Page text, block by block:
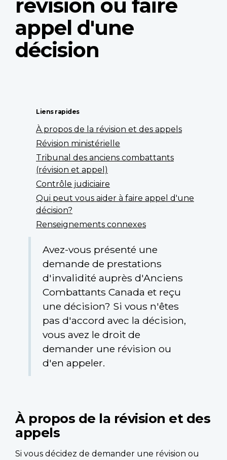
révision ou faire
appel d'une
décision
Liens rapides
À propos de la révision et des appels
Révision ministérielle
Tribunal des anciens combattants
(révision et appel)
Contrôle judiciaire
Qui peut vous aider à faire appel d'une
décision?
Renseignements connexes
Avez-vous présenté une
demande de prestations
d'invalidité auprès d'Anciens
Combattants Canada et reçu
une décision? Si vous n'êtes
pas d'accord avec la décision,
vous avez le droit de
demander une révision ou
d'en appeler.
À propos de la révision et des
appels
Si vous décidez de demander une révision ou